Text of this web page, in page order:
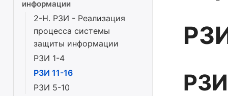
информации
2-Н. РЗИ - Реализация
процесса системы
защиты информации
РЗИ 1-4
РЗИ 11-16
РЗИ 5-10